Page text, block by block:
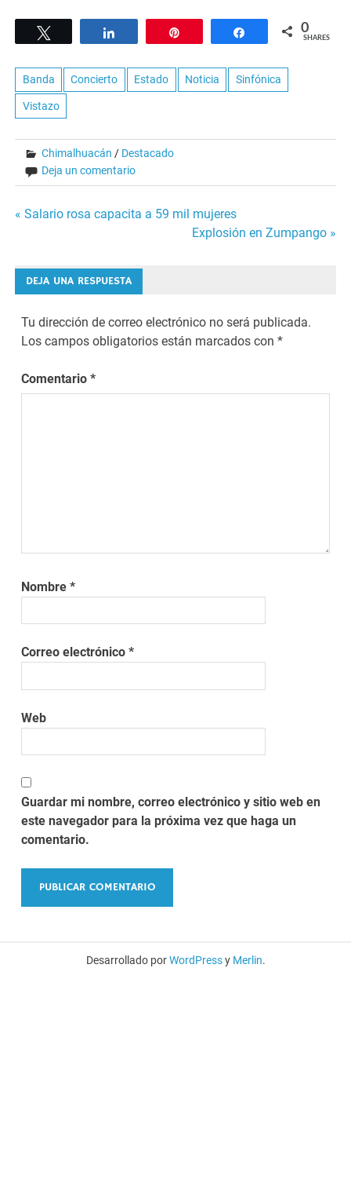
Share 0
SHARES
Banda Concierto Estado Noticia Sinfónica
Vistazo
Chimalhuacán / Destacado
Deja un comentario
Navegación
entradas
« Salario rosa capacita a 59 mil mujeres
Explosión en Zumpango »
DEJA UNA RESPUESTA
Tu dirección de correo electrónico no será publicada.
Los campos obligatorios están marcados con*
Comentario*
Nombre*
Correo electrónico*
Web
Guardar mi nombre, correo electrónico y sitio web en
este navegador para la próxima vez que haga un
comentario.
Desarrollado porWordPressy Merlin.